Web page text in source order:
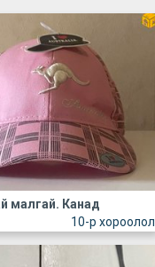
10-р хороолол
малгай. Канад